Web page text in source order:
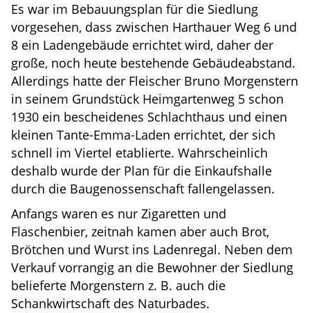
Es war im Bebauungsplan für die Siedlung
vorgesehen, dass zwischen Harthauer Weg 6 und
8 ein Ladengebäude errichtet wird, daher der
große, noch heute bestehende Gebäudeabstand.
Allerdings hatte der Fleischer Bruno Morgenstern
in seinem Grundstück Heimgartenweg 5 schon
1930 ein bescheidenes Schlachthaus und einen
kleinen Tante-Emma-Laden errichtet, der sich
schnell im Viertel etablierte. Wahrscheinlich
deshalb wurde der Plan für die Einkaufshalle
durch die Baugenossenschaft fallengelassen.
Anfangs waren es nur Zigaretten und
Flaschenbier, zeitnah kamen aber auch Brot,
Brötchen und Wurst ins Ladenregal. Neben dem
Verkauf vorrangig an die Bewohner der Siedlung
belieferte Morgenstern z. B. auch die
Schankwirtschaft des Naturbades.